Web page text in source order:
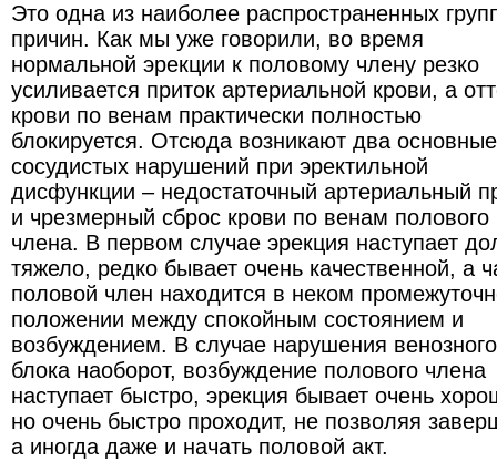
Это одна из наиболее распространенных
причин. Как мы уже говорили, во время
нормальной эрекции к половому члену резко
усиливается приток артериальной крови, а
крови по венам практически полностью
блокируется. Отсюда возникают два
сосудистых нарушений при эректильной
дисфункции – недостаточный артериальный
и чрезмерный сброс крови по венам полового
члена. В первом случае эрекция наступает
тяжело, редко бывает очень качественной, а
половой член находится в неком
положении между спокойным состоянием и
возбуждением. В случае нарушения венозного
блока наоборот, возбуждение полового члена
наступает быстро, эрекция бывает очень
но очень быстро проходит, не позволяя
а иногда даже и начать половой акт.